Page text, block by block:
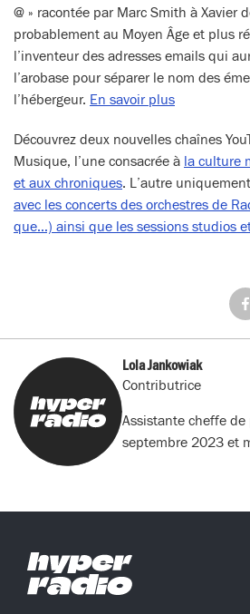
@ » racontée par Marc Smith à Xavier
probablement au Moyen Âge et plus
l’inventeur des adresses emails qui
l’arobase pour séparer le nom des
l’hébergeur. En savoir plus
Découvrez deux nouvelles chaînes
Musique, l’une consacrée à la culture
et aux chroniques. L’autre
avec les concerts des orchestres de
que…) ainsi que les sessions studios
sur
Lola Jankowiak
Contributrice
Assistante cheffe
septembre 2023 et